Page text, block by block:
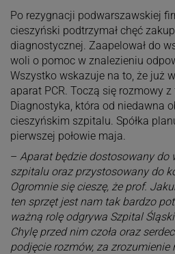
Po rezygnacji podwarszawskiej
cieszyński podtrzymał chęć
diagnostycznej. Zaapelował do
woli o pomoc w znalezieniu
Wszystko wskazuje na to, że już
aparat PCR. Toczą się rozmowy
Diagnostyka, która od niedawna
cieszyńskim szpitalu. Spółka
pierwszej połowie maja.
– Aparat będzie dostosowany do
szpitalu oraz przystosowany do
Ogromnie się cieszę, że prof.
ten sprzęt jest nam tak bardzo
ważną rolę odgrywa Szpital
Chylę przed nim czoła oraz
podjęcie rozmów, za